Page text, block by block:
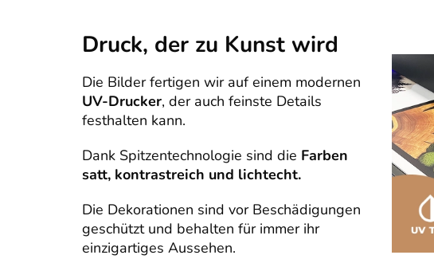
Druck, der zu Kunst wird
Die Bilder fertigen wir auf einem modernen
UV-Drucker, der auch feinste Details
festhalten kann.
Dank Spitzentechnologie sind die Farben
satt, kontrastreich und lichtecht.
Die Dekorationen sind vor Beschädigungen
geschützt und behalten für immer ihr
einzigartiges Aussehen.